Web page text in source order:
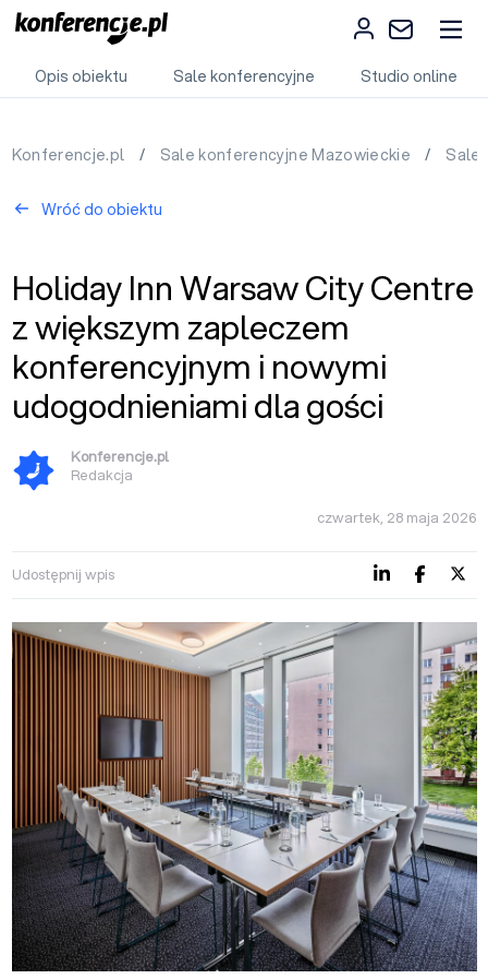
Opis obiektu Sale konferencyjne Studio online
Konferencje.pl / Sale konferencyjne Mazowieckie / Sale
Wróć do obiektu
Holiday Inn Warsaw City Centre
z większym zapleczem
konferencyjnym i nowymi
udogodnieniami dla gości
Konferencje.pl
Redakcja
czwartek, 28 maja 2026
Udostępnij wpis